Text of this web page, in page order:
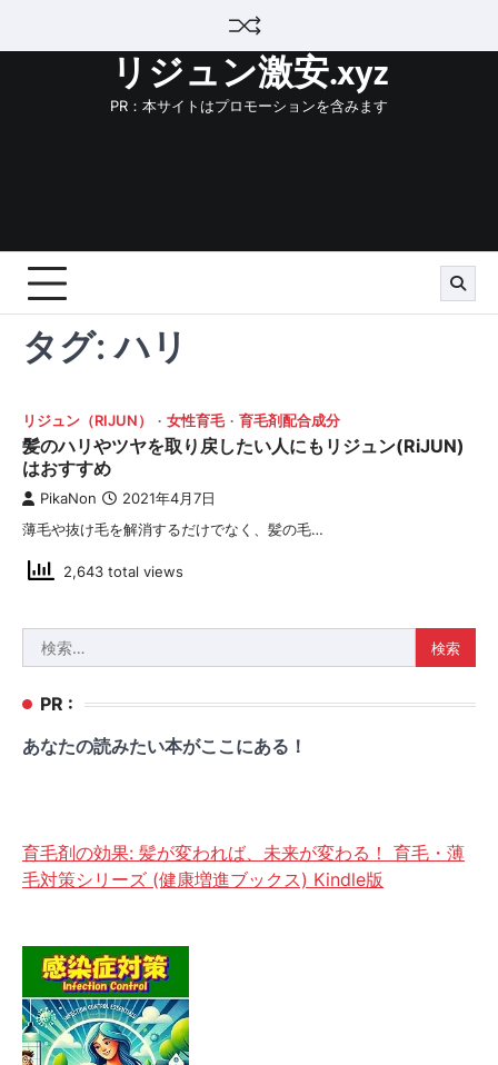
リジュン激安.xyz
PR：本サイトはプロモーションを含みます
タグ:ハリ
リジュン（RIJUN） 女性育毛 育毛剤配合成分
髪のハリやツヤを取り戻したい人にもリジュン(RiJUN)
はおすすめ
PikaNon 2021年4月7日
薄毛や抜け毛を解消するだけでなく、髪の毛…
2,643 total views
索:
PR :
あなたの読みたい本がここにある！
育毛剤の効果: 髪が変われば、未来が変わる！ 育毛・薄
毛対策シリーズ (健康増進ブックス) Kindle版